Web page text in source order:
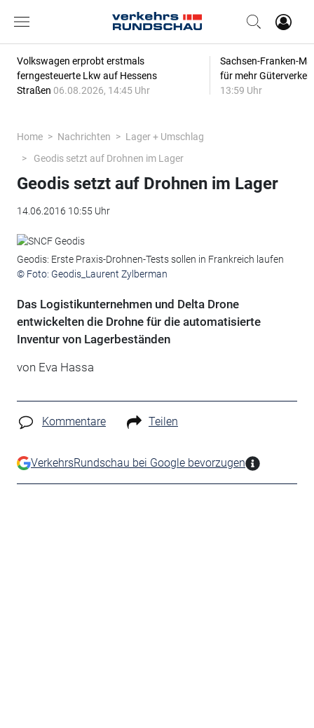
Volkswagen erprobt erstmals
ferngesteuerte Lkw auf Hessens
Straßen 06.08.2026, 14:45 Uhr
Sachsen-Franken-
für mehr
13:59 Uhr
Home Nachrichten
Lager + Umschlag
Geodis setzt auf Drohnen im Lager
Geodis setzt auf Drohnen im Lager
14.06.2016 10:55 Uhr
Geodis: Erste Praxis-Drohnen-Tests sollen in Frankreich laufen
© Foto: Geodis_Laurent Zylberman
Das Logistikunternehmen und Delta Drone
entwickelten die Drohne für die automatisierte
Inventur von Lagerbeständen
von Eva Hassa
Kommentare Teilen
VerkehrsRundschau bei Google bevorzugen